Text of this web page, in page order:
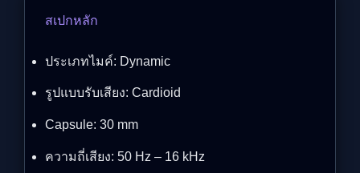
สเปกหลัก
ประเภทไมค์: Dynamic
รูปแบบรับเสียง: Cardioid
Capsule: 30 mm
ความถี่เสียง: 50 Hz – 16 kHz